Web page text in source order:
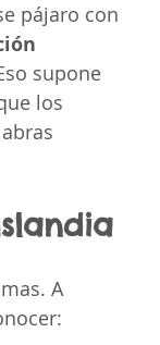
pájaro con
supone
los
A